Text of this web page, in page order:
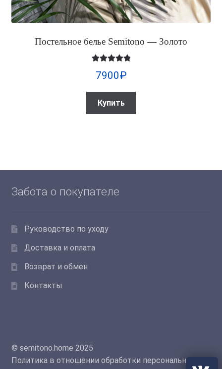
Постельное белье Semitono — Золото
из 5
7900₽
Купить
Забота о покупателе
Руководство по уходу
Доставка и оплата
Возврат и обмен
Контакты
© semitono.home 2025
Политика в отношении обработки персональных